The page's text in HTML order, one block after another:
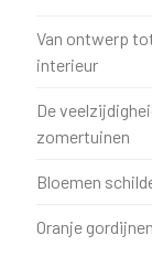
Van ontwerp
interieur
De
zomertuinen
Bloemen
Oranje